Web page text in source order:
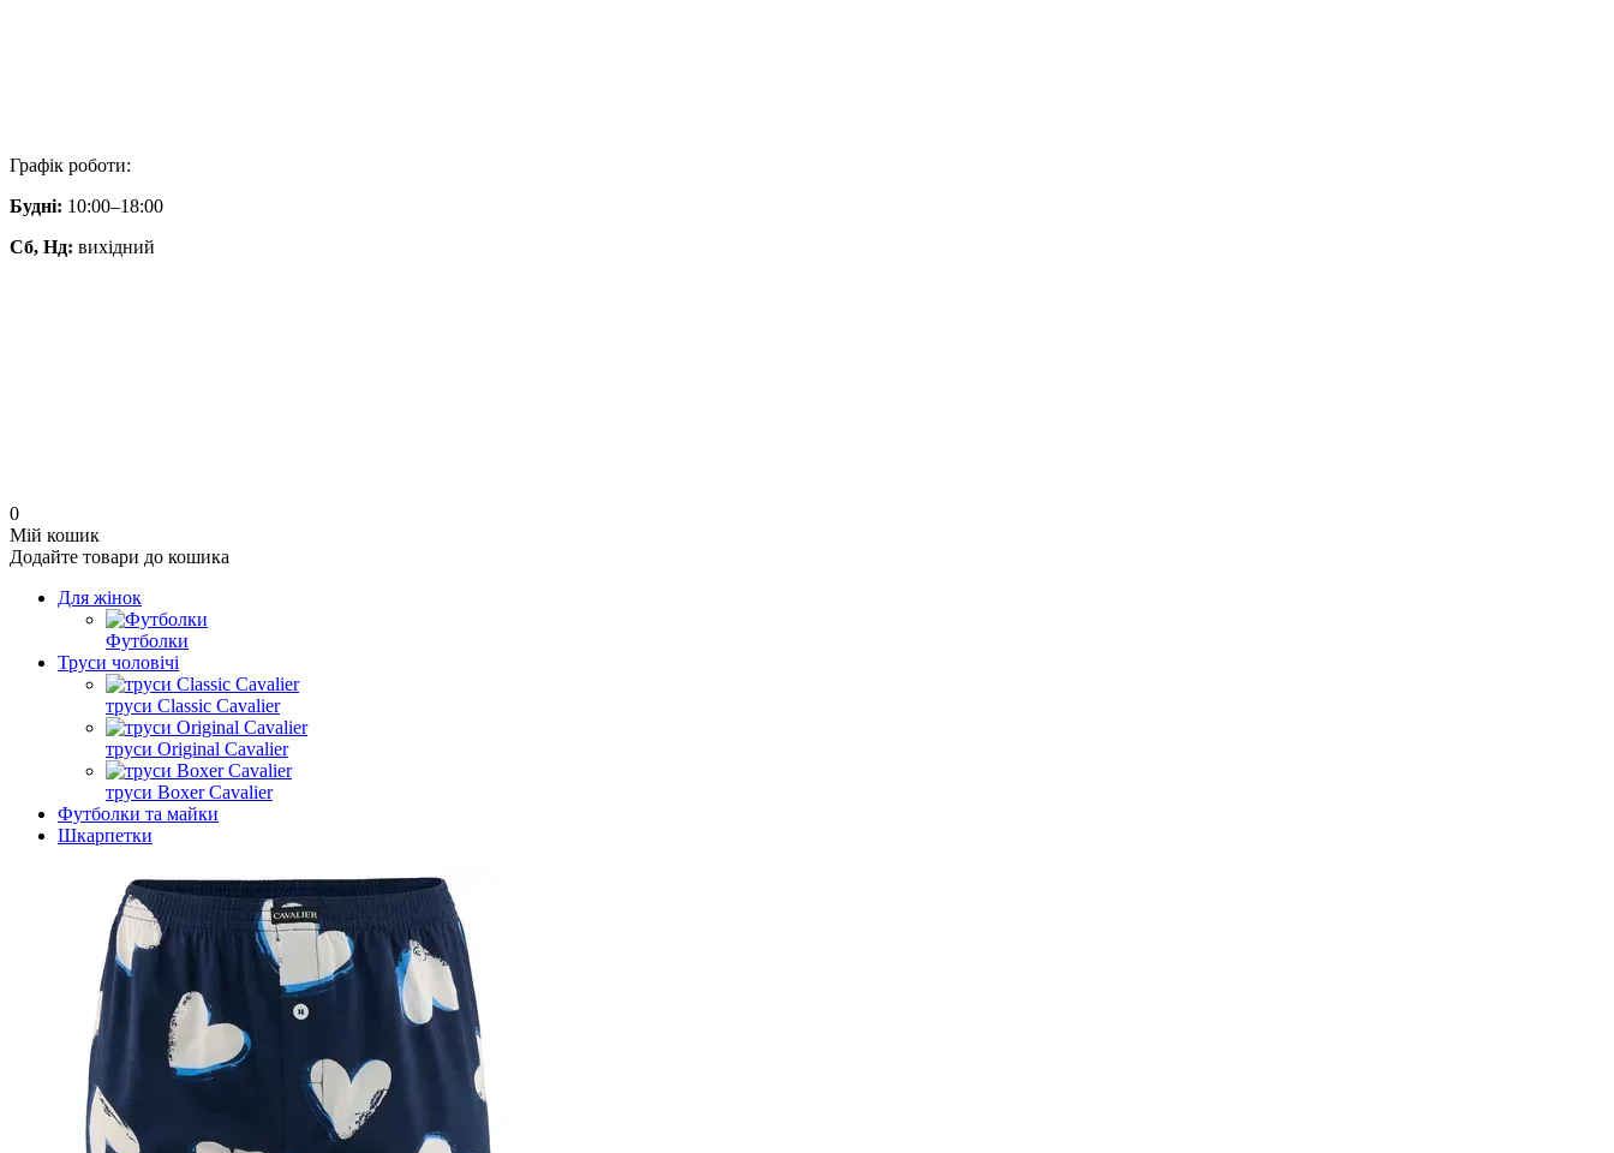
Графік роботи:
Будні: 10:00–18:00
Сб, Нд: вихідний
0
Мій кошик
Додайте товари до кошика
Для жінок
Футболки
Труси чоловічі
труси Classic Cavalier
труси Original Cavalier
труси Boxer Cavalier
Футболки та майки
Шкарпетки